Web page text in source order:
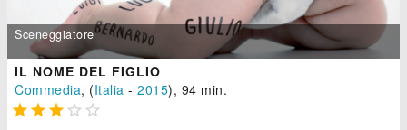
Sceneggiatore
IL NOME DEL FIGLIO
Commedia, (Italia -2015), 94 min.
    